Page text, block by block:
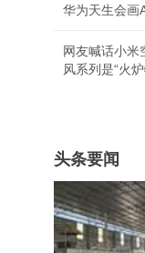
华为天生会画
网友喊话小米
风系列是“火
头条要闻